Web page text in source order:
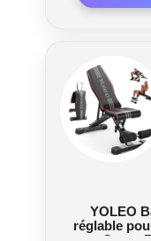
YOLEO
réglable